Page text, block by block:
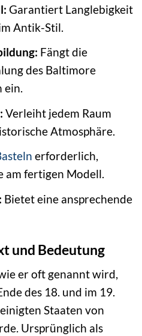
Garantiert Langlebigkeit
Antik-Stil.
Fängt die
des Baltimore
ein.
Verleiht jedem Raum
Atmosphäre.
erforderlich,
am fertigen Modell.
Bietet eine ansprechende
und Bedeutung
er oft genannt wird,
des 18. und im 19.
Staaten von
Ursprünglich als